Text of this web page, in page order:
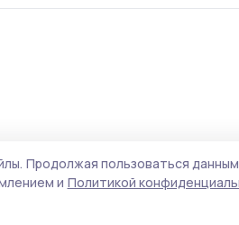
Продолжая пользоваться
и Политикой